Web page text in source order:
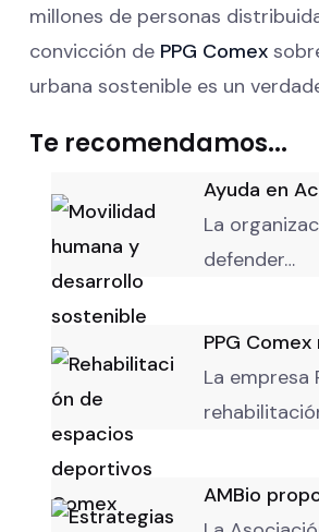
millones de personas
convicción de PPG Comex
urbana sostenible es un
Te recomendamos...
Ayuda en
La
defender…
PPG
La empresa
AMBio